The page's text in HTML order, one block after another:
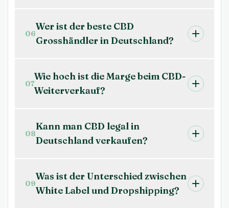
06
Wer ist der beste CBD
Grosshändler in Deutschland?
07
Wie hoch ist die Marge beim CBD-
Weiterverkauf?
08
Kann man CBD legal in
Deutschland verkaufen?
09
Was ist der Unterschied zwischen
White Label und Dropshipping?